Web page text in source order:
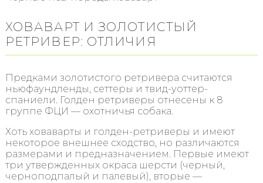
ХОВАВАРТ И ЗОЛОТИСТЫЙ
РЕТРИВЕР: ОТЛИЧИЯ
Предками золотистого ретривера считаются
ньюфаундленды, сеттеры и твид-уоттер-
спаниели. Голден ретриверы отнесены к 8
группе ФЦИ — охотничья собака.
Хоть ховаварты и голден-ретриверы и имеют
некоторое внешнее сходство, но различаются
размерами и предназначением. Первые имеют
три утвержденных окраса шерсти (черный,
черноподпалый и палевый), вторые —